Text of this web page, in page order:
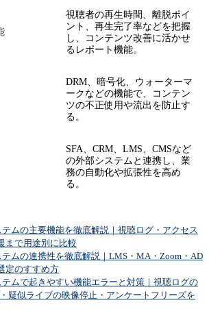
視聴者の再生時間、離脱ポイ
ント、再生完了率などを把握
し、コンテンツ改善に活かせ
るレポート機能。
DRM、暗号化、ウォーターマ
ークなどの機能で、コンテン
ツの不正使用や流出を防止す
る。
SFA、CRM、LMS、CMSなど
の外部システムと連携し、業
務の自動化や拡張性を高め
る。
ムの主要機能を徹底解説｜視聴ログ・アクセス
まで用途別に比較
ムの連携性を徹底解説｜LMS・MA・Zoom・AD
定のすすめ方
ムで起きやすい機能エラーと対策｜視聴ログの
疑似ライブの映像停止・アンケートフリーズを